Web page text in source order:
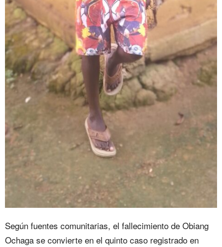
Según fuentes comunitarias, el fallecimiento de Obiang
Ochaga se convierte en el quinto caso registrado en